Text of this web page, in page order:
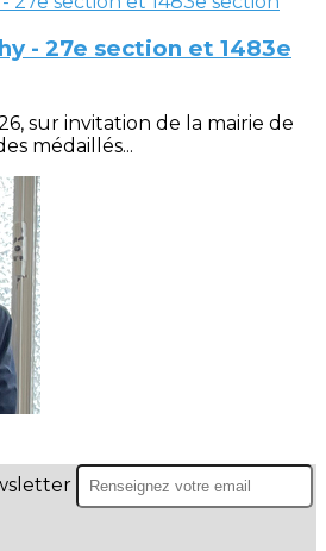
- 27e section et 1483e
sur invitation de la mairie de
médaillés...